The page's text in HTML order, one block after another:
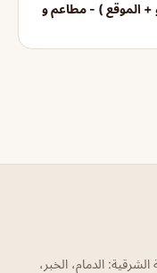
+ الموقع ) - مطاعم و
الدمام، الخبر،